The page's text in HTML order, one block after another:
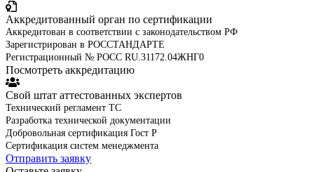
Аккредитованный орган по сертификации
Аккредитован в соответствии с законодательством РФ
Зарегистрирован в РОССТАНДАРТЕ
Регистрационный № РОСС RU.31172.04ЖНГ0
Посмотреть аккредитацию
Свой штат аттестованных экспертов
Технический регламент ТС
Разработка технической документации
Добровольная сертификация Гост Р
Сертификация систем менеджмента
Отправить заявку